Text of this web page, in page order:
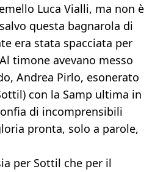
Luca Vialli, ma non è
questa bagnarola di
era stata spacciata per
timone avevano messo
Andrea Pirlo, esonerato
con la Samp ultima in
di incomprensibili
pronta, solo a parole,
per Sottil che per il